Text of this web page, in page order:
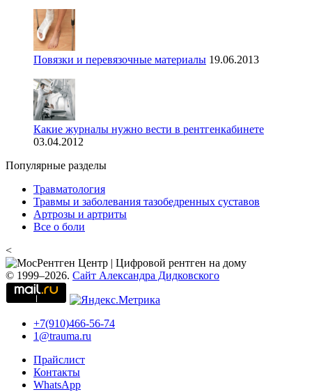
Повязки и перевязочные материалы 19.06.2013
Какие журналы нужно вести в рентгенкабинете
03.04.2012
Популярные разделы
Травматология
Травмы и заболевания тазобедренных суставов
Артрозы и артриты
Все о боли
<
© 1999–2026. Сайт Александра Дидковского
+7(910)466-56-74
1@trauma.ru
Прайслист
Контакты
WhatsApp